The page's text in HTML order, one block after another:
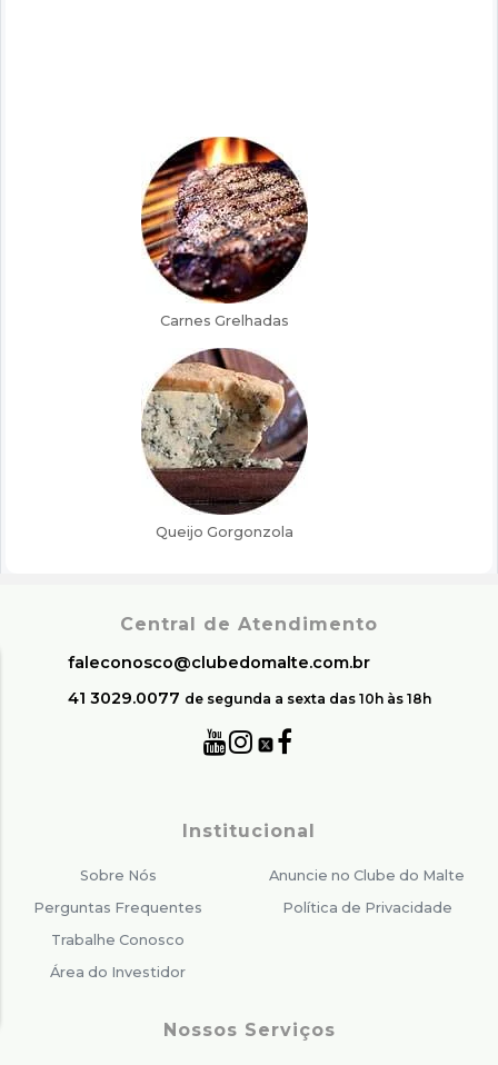
Central de Atendimento
faleconosco@clubedomalte.com.br
41 3029.0077 de segunda a sexta das 10h às 18h
Institucional
Sobre Nós
Perguntas Frequentes
Trabalhe Conosco
Área do Investidor
Anuncie no Clube do Malte
Política de Privacidade
Nossos Serviços